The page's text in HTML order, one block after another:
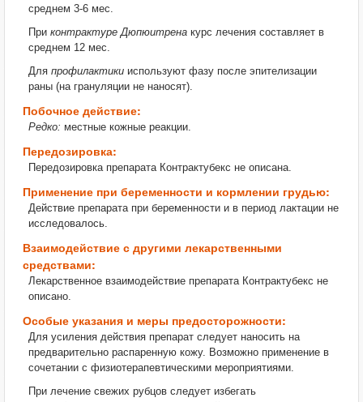
среднем 3-6 мес.
Приконтрактуре Дюпюитренакурс лечения составляет в
среднем 12 мес.
Для профилактикииспользуют фазу после эпителизации
раны (на грануляции не наносят).
Побочное действие:
Редко: местные кожные реакции.
Передозировка:
Передозировка препарата Контрактубекс не описана.
Применение при беременности и кормлении грудью:
Действие препарата при беременности и в период лактации не
исследовалось.
Взаимодействие с другими лекарственными
средствами:
Лекарственное взаимодействие препарата Контрактубекс не
описано.
Особые указания и меры предосторожности:
Для усиления действия препарат следует наносить на
предварительно распаренную кожу. Возможно применение в
сочетании с физиотерапевтическими мероприятиями.
При лечение свежих рубцов следует избегать